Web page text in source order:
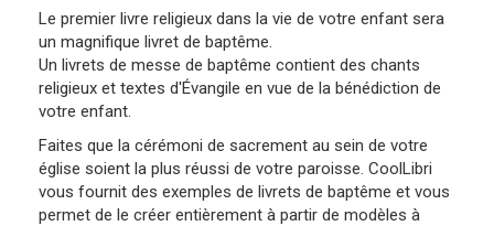
Le premier livre religieux dans la vie de votre enfant sera
un magnifique livret de baptême.
Un livrets de messe de baptême contient des chants
religieux et textes d'Évangile en vue de la bénédiction de
votre enfant.
Faites que la cérémoni de sacrement au sein de votre
église soient la plus réussi de votre paroisse. CoolLibri
vous fournit des exemples de livrets de baptême et vous
permet de le créer entièrement à partir de modèles à